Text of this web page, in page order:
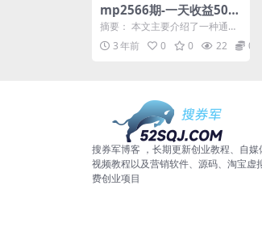
mp2566期-一天收益500
0+怎么做到的？无脑搬运
即可，长期稳定项目，一
部手机可做【揭秘】(“揭
摘要： 本文主要介绍了一种通过
在抖音和快手发布表情包，引导
粉丝去小程序取图来获取...
3 年前 0 0 22 0.99
搜券军博客 ，长期更新创业教程、自媒
视频教程以及营销软件、源码、淘宝虚
费创业项目